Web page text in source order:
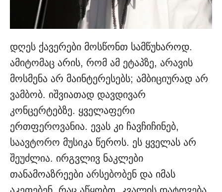
დღეს ქავერები მოსწონთ სამწუხაროდ.
ამიტომაც არის, რომ ამ ეტაპზე, არავის
მოსმენა არ მაინტერესებს; ამბიციურად არ
ვამბობ. იშვიათად დავდივარ
კონცერტებზე. ყველაფერი
ერთფეროვანია. ევას კი ჩავჩიჩინებ,
საავტორო მუსიკა წეროს. ეს ყველას არ
შეუძლია. ირგვლივ ნაკლები
თანამოაზრეები არსებობენ და იმას